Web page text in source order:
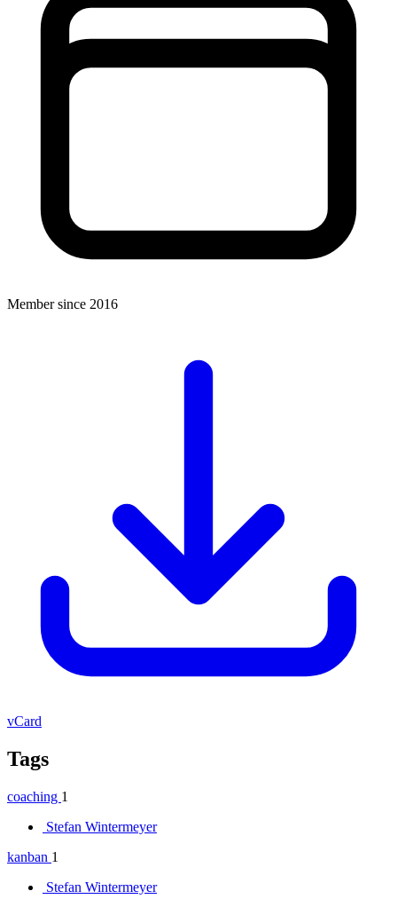
Member since 2016
vCard
Tags
coaching 1
Stefan Wintermeyer
kanban 1
Stefan Wintermeyer